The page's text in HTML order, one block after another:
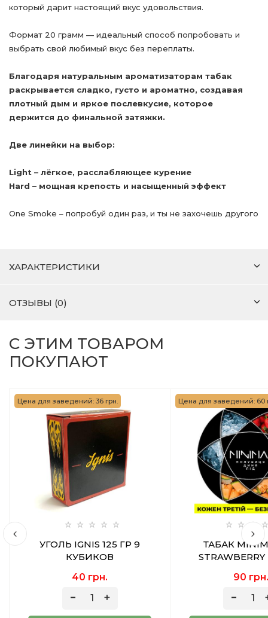
который дарит настоящий вкус удовольствия.
Формат 20 грамм — идеальный способ попробовать и
выбрать свой любимый вкус без переплаты.
Благодаря натуральным ароматизаторам табак
раскрывается сладко, густо и ароматно, создавая
плотный дым и яркое послевкусие, которое
держится до финальной затяжки.
Две линейки на выбор:
Light – лёгкое, расслабляющее курение
Hard – мощная крепость и насыщенный эффект
One Smoke – попробуй один раз, и ты не захочешь другого
ХАРАКТЕРИСТИКИ
ОТЗЫВЫ (0)
С ЭТИМ ТОВАРОМ
ПОКУПАЮТ
Цена для заведений: 36 грн.
УГОЛЬ IGNIS 125 ГР 9
КУБИКОВ
40 грн.
Цена для заведений: 60
ТАБАК
ГР
90 грн.